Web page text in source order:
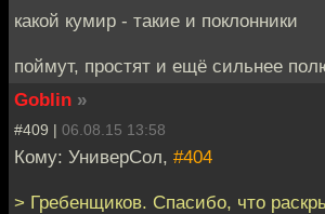
какой кумир - такие и поклонники
поймут, простят и ещё сильнее
Goblin »
#409 | 06.08.15 13:58
Кому: УниверСол, #404
> Гребенщиков. Спасибо, что